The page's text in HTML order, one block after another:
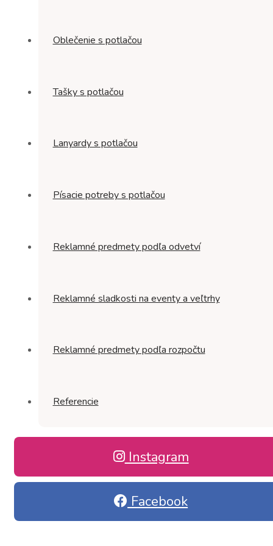
Oblečenie s potlačou
Tašky s potlačou
Lanyardy s potlačou
Písacie potreby s potlačou
Reklamné predmety podľa odvetví
Reklamné sladkosti na eventy a veľtrhy
Reklamné predmety podľa rozpočtu
Referencie
Instagram
Facebook